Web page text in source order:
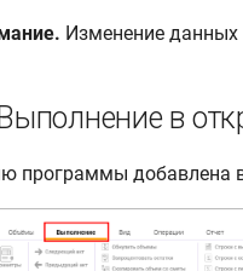
Изменение данных
в
программы добавлена